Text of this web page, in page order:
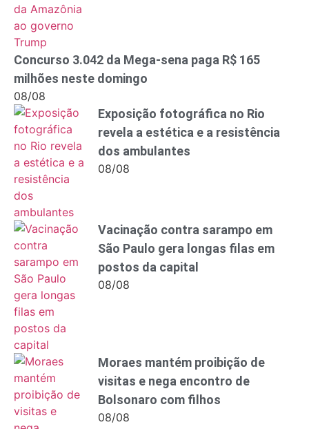
Concurso 3.042 da Mega-sena paga R$ 165
milhões neste domingo
08/08
Exposição fotográfica no Rio
revela a estética e a resistência
dos ambulantes
08/08
Vacinação contra sarampo em
São Paulo gera longas filas em
postos da capital
08/08
Moraes mantém proibição de
visitas e nega encontro de
Bolsonaro com filhos
08/08